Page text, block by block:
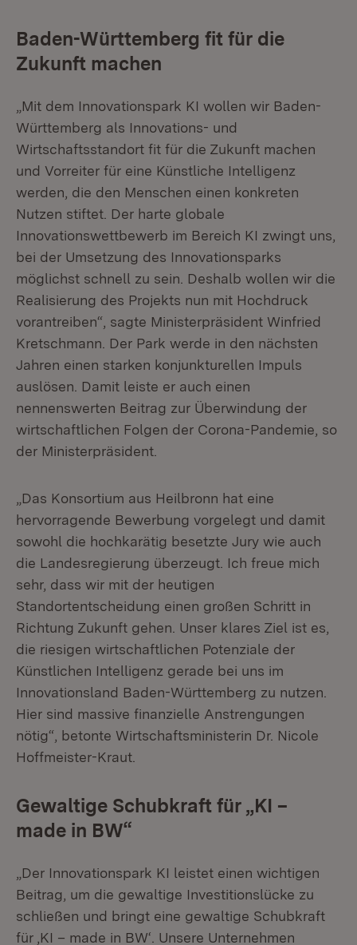
Baden-Württemberg fit für die
Zukunft machen
„Mit dem Innovationspark KI wollen wir Baden-
Württemberg als Innovations- und
Wirtschaftsstandort fit für die Zukunft machen
und Vorreiter für eine Künstliche Intelligenz
werden, die den Menschen einen konkreten
Nutzen stiftet. Der harte globale
Innovationswettbewerb im Bereich KI zwingt uns,
bei der Umsetzung des Innovationsparks
möglichst schnell zu sein. Deshalb wollen wir die
Realisierung des Projekts nun mit Hochdruck
vorantreiben“, sagte Ministerpräsident Winfried
Kretschmann. Der Park werde in den nächsten
Jahren einen starken konjunkturellen Impuls
auslösen. Damit leiste er auch einen
nennenswerten Beitrag zur Überwindung der
wirtschaftlichen Folgen der Corona-Pandemie, so
der Ministerpräsident.
„Das Konsortium aus Heilbronn hat eine
hervorragende Bewerbung vorgelegt und damit
sowohl die hochkarätig besetzte Jury wie auch
die Landesregierung überzeugt. Ich freue mich
sehr, dass wir mit der heutigen
Standortentscheidung einen großen Schritt in
Richtung Zukunft gehen. Unser klares Ziel ist es,
die riesigen wirtschaftlichen Potenziale der
Künstlichen Intelligenz gerade bei uns im
Innovationsland Baden-Württemberg zu nutzen.
Hier sind massive finanzielle Anstrengungen
nötig“, betonte Wirtschaftsministerin Dr. Nicole
Hoffmeister-Kraut.
Gewaltige Schubkraft für „KI –
made in BW“
„Der Innovationspark KI leistet einen wichtigen
Beitrag, um die gewaltige Investitionslücke zu
schließen und bringt eine gewaltige Schubkraft
für ‚KI – made in BW‘. Unsere Unternehmen